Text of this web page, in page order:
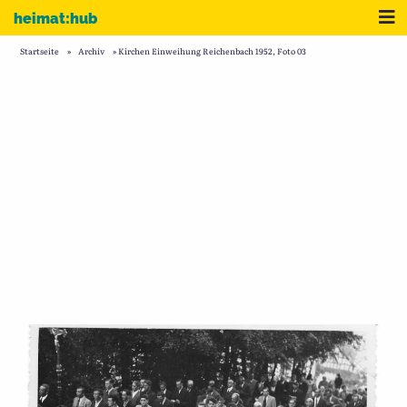
Zum Inhalt
heimat:hub
Startseite » Archiv »Kirchen Einweihung Reichenbach 1952, Foto 03